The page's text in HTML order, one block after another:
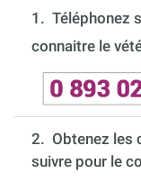
1. Téléphonez
connaitre le
2. Obtenez les
suivre pour le